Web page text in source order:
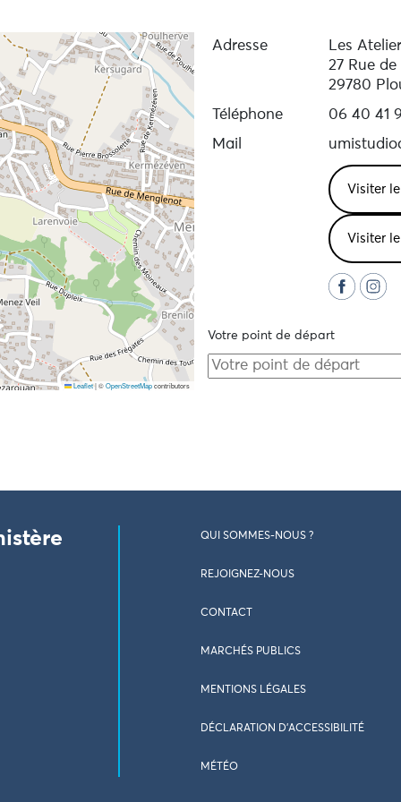
Leaflet|©OpenStreetMapcontributors
Adresse
Les
27 Rue
29780
Téléphone
06 40 41
Mail
Visiter
Visiter
Votre point de départ
QUI SOMMES-NOUS ?
REJOIGNEZ-NOUS
CONTACT
MARCHÉS PUBLICS
MENTIONS LÉGALES
DÉCLARATION D’ACCESSIBILITÉ
MÉTÉO